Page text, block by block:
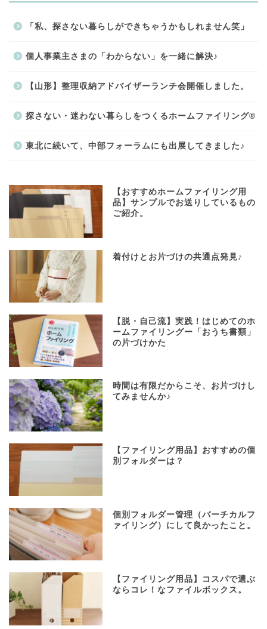
「私、探さない暮らしができちゃうかもしれません笑」
個人事業主さまの「わからない」を一緒に解決♪
【山形】整理収納アドバイザーランチ会開催しました。
探さない・迷わない暮らしをつくるホームファイリング®
東北に続いて、中部フォーラムにも出展してきました♪
【おすすめホームファイリング用
品】サンプルでお送りしているもの
ご紹介。
着付けとお片づけの共通点発見♪
【脱・自己流】実践！はじめてのホ
ームファイリングー「おうち書類」
の片づけかた
時間は有限だからこそ、お片づけし
てみませんか♪
【ファイリング用品】おすすめの個
別フォルダーは？
個別フォルダー管理（バーチカルフ
ァイリング）にして良かったこと。
【ファイリング用品】コスパで選ぶ
ならコレ！なファイルボックス。